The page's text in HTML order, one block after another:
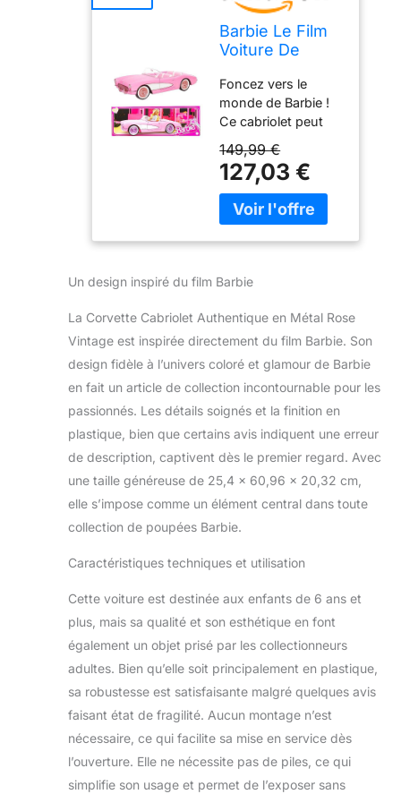
Barbie Le Film
Voiture De
Corvette
Cabriolet
Authentique en
Métal Rose
Vintage,
Inspirée du
Film, À
Collectionner,
Jouet Enfant,
Foncez vers le
monde de Barbie !
Ce cabriolet peut
poupées Barbie
accompagnées de
leurs accessoires,
qui peuvent être
portes s’ouvrent
également ! Même
le volant
fonctionne, il suffit
de le tourner pour
actionner les roues.
Dotée d’une
silhouette vintage,
cette Corvette
étincelante aux
finitions sport rétro,
aux pneus à flancs
chromées, et... Quoi
plaques
d’immatriculation
rose est orné de
rayures blanches
sur les sièges. Le
tableau de bord
détaillé et les
touches de rose
métallisé et or
donnent un aspect
luxueux à la voiture.
149,99 €
127,03 €
Un design inspiré du film Barbie
La Corvette Cabriolet Authentique en Métal Rose
Vintage est inspirée directement du film Barbie. Son
design fidèle à l’univers coloré et glamour de Barbie
en fait un article de collection incontournable pour les
passionnés. Les détails soignés et la finition en
plastique, bien que certains avis indiquent une erreur
de description, captivent dès le premier regard. Avec
une taille généreuse de 25,4 x 60,96 x 20,32 cm,
elle s’impose comme un élément central dans toute
collection de poupées Barbie.
Caractéristiques techniques et utilisation
Cette voiture est destinée aux enfants de 6 ans et
plus, mais sa qualité et son esthétique en font
également un objet prisé par les collectionneurs
adultes. Bien qu’elle soit principalement en plastique,
sa robustesse est satisfaisante malgré quelques avis
faisant état de fragilité. Aucun montage n’est
nécessaire, ce qui facilite sa mise en service dès
l’ouverture. Elle ne nécessite pas de piles, ce qui
simplifie son usage et permet de l’exposer sans